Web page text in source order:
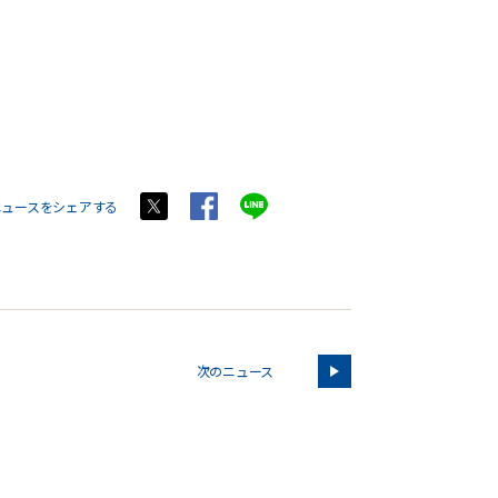
ースをシェアする
次のニュース